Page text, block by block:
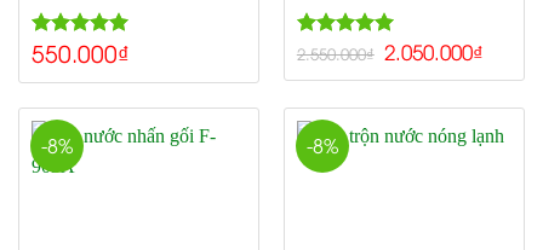
Rated5.00
out of 5
550.000₫ Rated5.00
2.550.000₫ 2.050.000₫
-8% -8%